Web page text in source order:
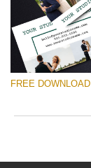
FREE DOWNLOAD